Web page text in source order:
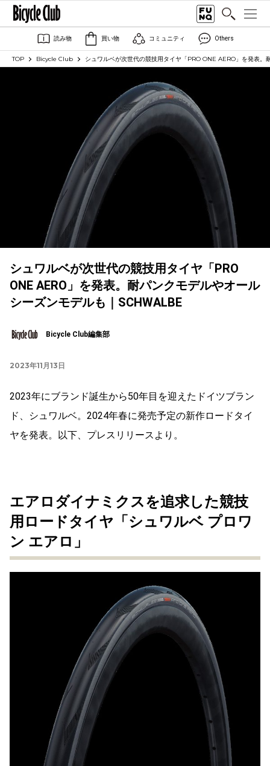
読み物 買い物 コミュニティ Others
TOP Bicycle Club シュワルベが次世代の競技用タイヤ「PRO ONE AERO」を発表
シュワルベが次世代の競技用タイヤ「PRO
ONE AERO」を発表。耐パンクモデルやオール
シーズンモデルも｜SCHWALBE
Bicycle Club編集部
2023年11月13日
2023年にブランド誕生から50年目を迎えたドイツブラン
ド、シュワルベ。2024年春に発売予定の新作ロードタイ
ヤを発表。以下、プレスリリースより。
エアロダイナミクスを追求した競技
用ロードタイヤ「シュワルベ プロワ
ン エアロ」